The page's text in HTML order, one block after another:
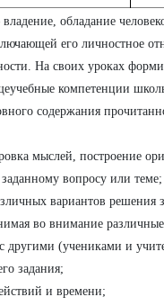
обладание
его личностное
На своих уроках
компетенции
содержания
мыслей, построение
вопросу или теме;
вариантов решения
во внимание
другими (учениками и
задания;
и времени;